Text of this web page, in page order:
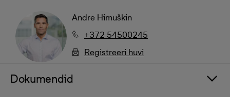
Andre Himuškin
+372 54500245
Registreeri huvi
Dokumendid